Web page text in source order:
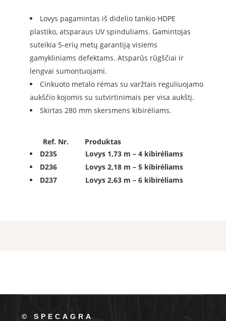
Lovys pagamintas iš didelio tankio HDPE
plastiko, atsparaus UV spinduliams. Gamintojas
suteikia 5-erių metų garantiją visiems
gamykliniams defektams. Atsparūs rūgščiai ir
lengvai sumontuojami.
Cinkuoto metalo rėmas su varžtais reguliuojamo
aukščio kojomis su sutvirtinimais per visa aukštį.
Skirtas 280 mm skersmens kibirėliams.
Ref. Nr. Produktas
D235 Lovys 1,73 m – 4 kibirėliams
D236 Lovys 2,18 m – 5 kibirėliams
D237 Lovys 2,63 m – 6 kibirėliams
© SPECAGRA